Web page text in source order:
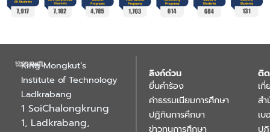
King Mongkut’s
Institute of Technology
Ladkrabang
1 SoiChalongkrung
1, Ladkrabang,
ลิงก์ด่วน
ยื่นคำร้อง
ค่าธรรมเนียมการศึกษา
ปฏิทินการศึกษา
ข่าวทุนการศึกษา
ติ
เกี่
ส
เ
ป